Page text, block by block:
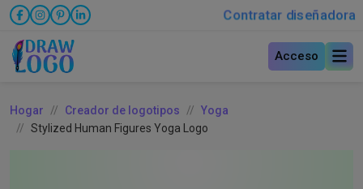
Contratar diseñadora
Acceso
Hogar Creador de logotipos
Yoga
Stylized Human Figures Yoga Logo